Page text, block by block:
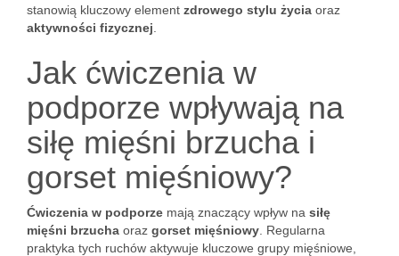
stanowią kluczowy element zdrowego stylu życia oraz
aktywności fizycznej
Jak ćwiczenia w
podporze wpływają na
siłę mięśni brzucha i
gorset mięśniowy?
Ćwiczenia w podporze mają znaczący wpływ na siłę
mięśni brzucha oraz gorset mięśniowy . Regularna
praktyka tych ruchów aktywuje kluczowe grupy mięśniowe,